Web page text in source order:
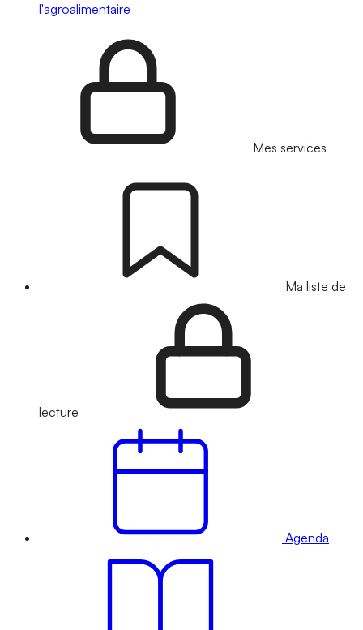
l'agroalimentaire
Mes services
Ma liste de
lecture
Agenda